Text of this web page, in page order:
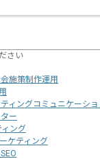
さい
施策制作運用
ィングコミュニケーシ
ー
ィング
ケティング